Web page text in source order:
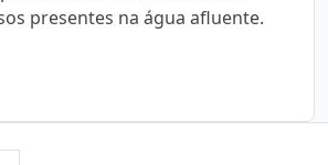
presentes na água afluente.